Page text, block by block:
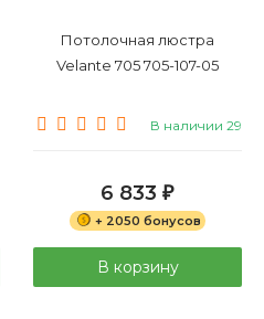
Потолочная люстра
Velante 705 705-107-05
В наличии 29
6 833 ₽
+ 2050 бонусов
В корзину